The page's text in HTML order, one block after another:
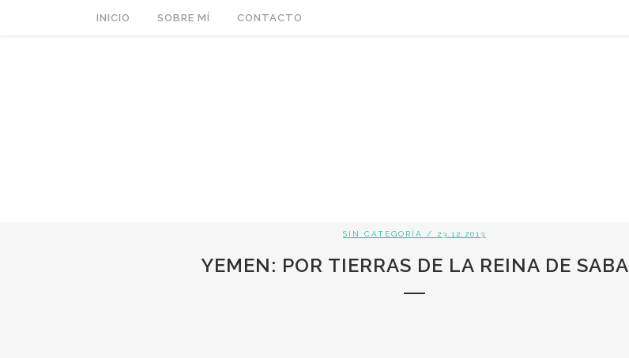
INICIO SOBRE MÍ CONTACTO
SIN CATEGORÍA / 23.12.2013
YEMEN: POR TIERRAS DE LA REINA DE SABA